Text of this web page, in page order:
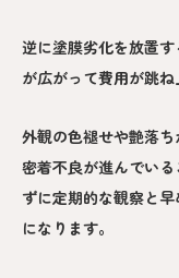
逆に塗膜劣化を放置
が広がって費用が跳ね
外観の色褪せや艶落
密着不良が進んでい
ずに定期的な観察と
になります。